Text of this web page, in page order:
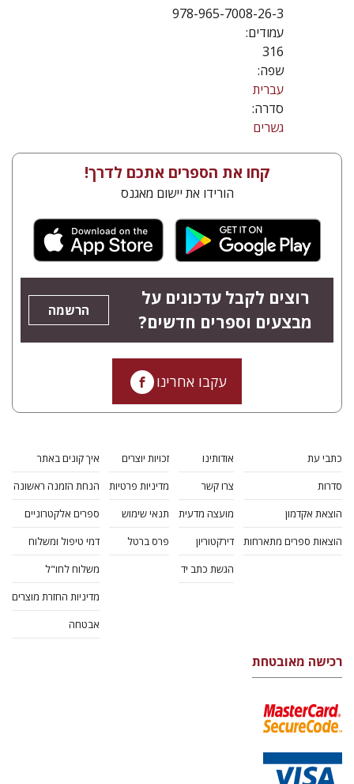
978-965-7008-26-3
עמודים:
316
שפה:
עברית
סדרה:
גשרים
קחו את הספרים אתכם לדרך!
הורידו את יישום מאגנס
רוצים לקבל עדכונים על
מבצעים וספרים חדשים?
הרשמה
עקבו אחרינו
כתבי עת
סדרות
הוצאת אקדמון
הוצאות ספרים מתארחות
אודותינו
צרו קשר
מועצה מדעית
דירקטוריון
הגשת כתב יד
זכויות יוצרים
מדיניות פרטיות
תנאי שימוש
פרס ברטל
איך קונים באתר
הנחת הזמנה ראשונה
ספרים אלקטרוניים
דמי טיפול ומשלוח
משלוח לחו"ל
מדיניות החזרת מוצרים
אבטחה
רכישה מאובטחת